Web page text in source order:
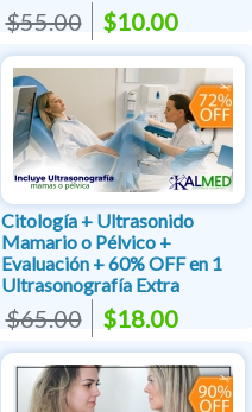
$55.00 $10.00
Citología + Ultrasonido
Mamario o Pélvico +
Evaluación + 60% OFF en 1
Ultrasonografía Extra
$65.00 $18.00